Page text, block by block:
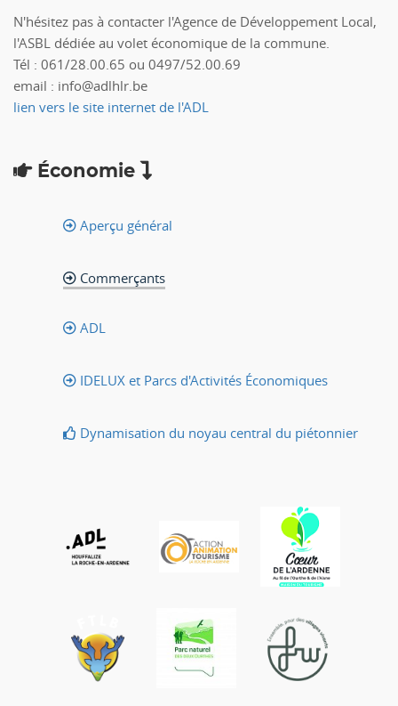
N'hésitez pas à contacter l'Agence de Développement Local,
l'ASBL dédiée au volet économique de la commune.
Tél : 061/28.00.65 ou 0497/52.00.69
email : info@adlhlr.be
lien vers le site internet de l'ADL
Économie
Aperçu général
Commerçants
ADL
IDELUX et Parcs d'Activités Économiques
Dynamisation du noyau central du piétonnier